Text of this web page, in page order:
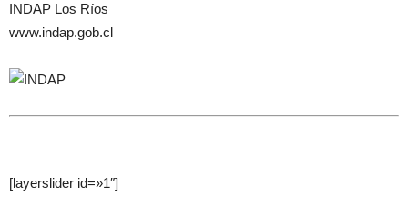
INDAP Los Ríos
www.indap.gob.cl
[layerslider id=»1″]